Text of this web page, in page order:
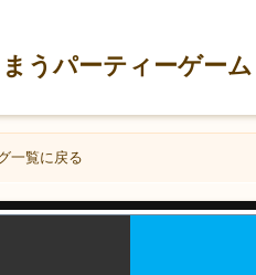
うパーティーゲー
一覧に戻る